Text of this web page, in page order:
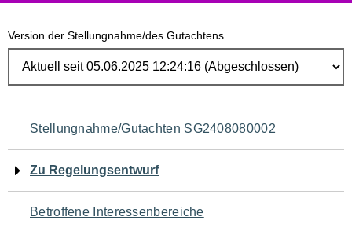
Version der Stellungnahme/des Gutachtens
Navigation
für
den
Seiteninhalt
Stellungnahme/Gutachten SG2408080002
Zu Regelungsentwurf
Betroffene Interessenbereiche